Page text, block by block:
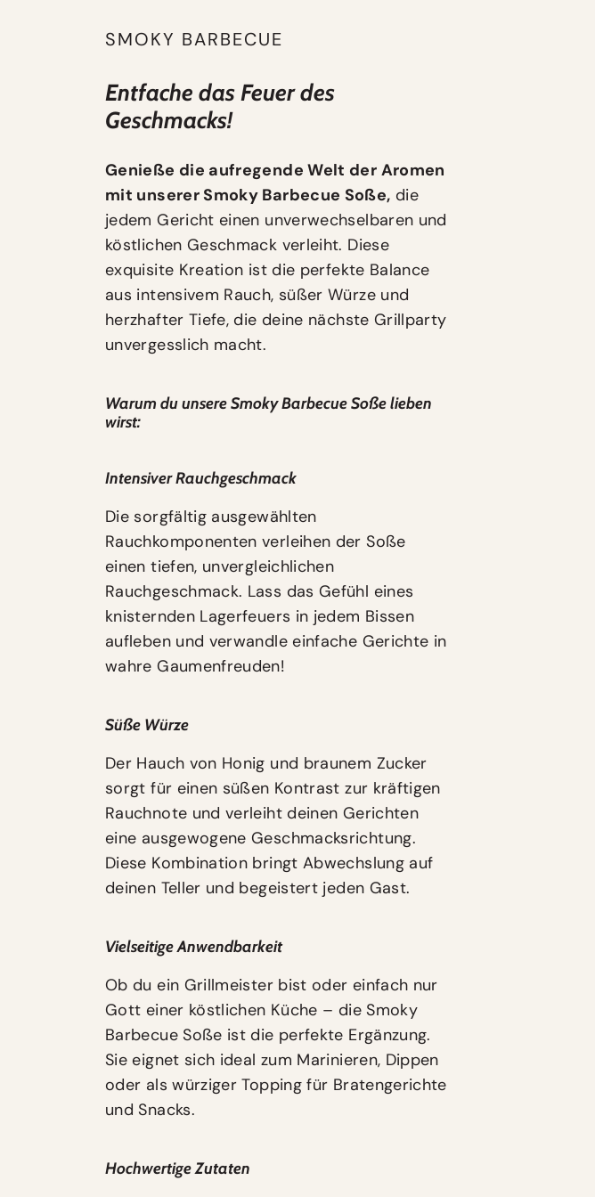
SMOKY BARBECUE
Entfache das Feuer des
Geschmacks!
Genieße die aufregende Welt der Aromen
mit unserer Smoky Barbecue Soße, die
jedem Gericht einen unverwechselbaren und
köstlichen Geschmack verleiht. Diese
exquisite Kreation ist die perfekte Balance
aus intensivem Rauch, süßer Würze und
herzhafter Tiefe, die deine nächste Grillparty
unvergesslich macht.
Warum du unsere Smoky Barbecue Soße lieben
wirst:
Intensiver Rauchgeschmack
Die sorgfältig ausgewählten
Rauchkomponenten verleihen der Soße
einen tiefen, unvergleichlichen
Rauchgeschmack. Lass das Gefühl eines
knisternden Lagerfeuers in jedem Bissen
aufleben und verwandle einfache Gerichte in
wahre Gaumenfreuden!
Süße Würze
Der Hauch von Honig und braunem Zucker
sorgt für einen süßen Kontrast zur kräftigen
Rauchnote und verleiht deinen Gerichten
eine ausgewogene Geschmacksrichtung.
Diese Kombination bringt Abwechslung auf
deinen Teller und begeistert jeden Gast.
Vielseitige Anwendbarkeit
Ob du ein Grillmeister bist oder einfach nur
Gott einer köstlichen Küche – die Smoky
Barbecue Soße ist die perfekte Ergänzung.
Sie eignet sich ideal zum Marinieren, Dippen
oder als würziger Topping für Bratengerichte
und Snacks.
Hochwertige Zutaten